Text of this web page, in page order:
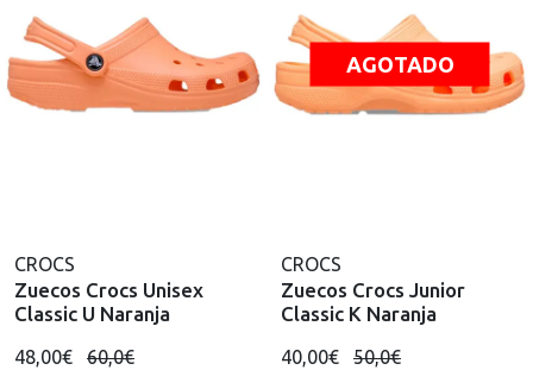
CROCS
Zuecos Crocs Unisex
Classic U Naranja
48,00€ 60,0€
AGOTADO
CROCS
Zuecos Crocs Junior
Classic K Naranja
40,00€ 50,0€